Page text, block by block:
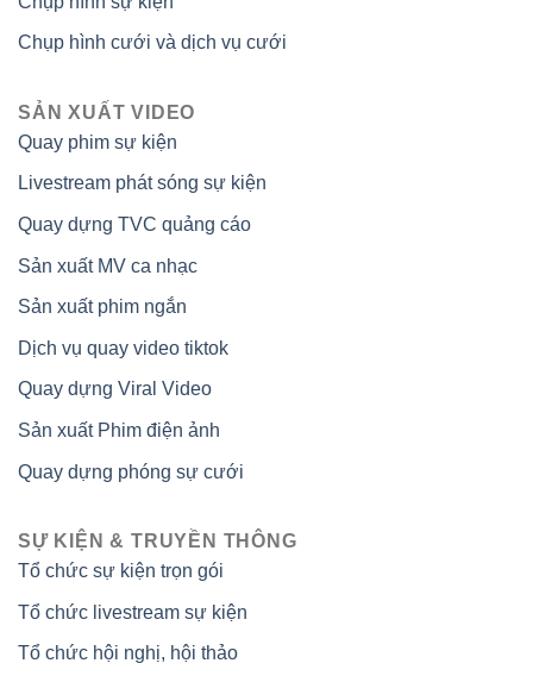
Chụp hình cưới và dịch vụ cưới
SẢN XUẤT VIDEO
Quay phim sự kiện
Livestream phát sóng sự kiện
Quay dựng TVC quảng cáo
Sản xuất MV ca nhạc
Sản xuất phim ngắn
Dịch vụ quay video tiktok
Quay dựng Viral Video
Sản xuất Phim điện ảnh
Quay dựng phóng sự cưới
SỰ KIỆN & TRUYỀN THÔNG
Tổ chức sự kiện trọn gói
Tổ chức livestream sự kiện
Tổ chức hội nghị, hội thảo